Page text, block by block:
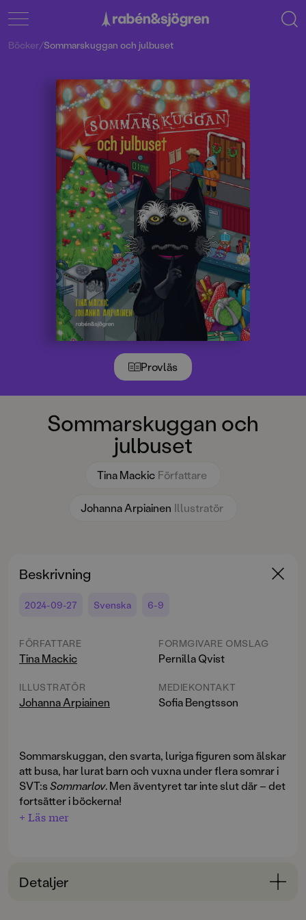
Provläs
Sommarskuggan och
julbuset
Tina Mackic Författare
Johanna Arpiainen Illustratör
Böcker/Sommarskuggan och julbuset
Beskrivning
2024-09-27 Svenska 6-9
FÖRFATTARE
Tina Mackic
ILLUSTRATÖR
Johanna Arpiainen
FORMGIVARE OMSLAG
Pernilla Qvist
MEDIEKONTAKT
Sofia Bengtsson
Sommarskuggan, den svarta, luriga figuren som älskar
att busa, har lurat barn och vuxna under flera somrar i
SVT:sSommarlov. Men äventyret tar inte slut där – det
fortsätter i böckerna!
person och om den skulle hitta den blir Skuggan
+ Läs mer
Detaljer